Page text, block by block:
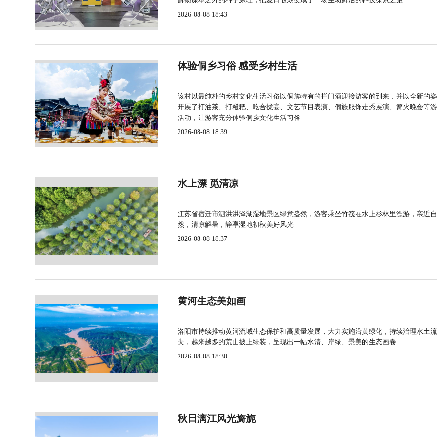
2026-08-08 18:43
体验侗乡习俗 感受乡村生活
该村以最纯朴的乡村文化生活习俗以侗族特有的拦门酒迎接游客的到来，并以全新的
开展了打油茶、打糍粑、吃合拢宴、文艺节目表演、侗族服饰走秀展演、篝火晚会等
活动，让游客充分体验侗乡文化生活习俗
2026-08-08 18:39
水上漂 觅清凉
江苏省宿迁市泗洪洪泽湖湿地景区绿意盎然，游客乘坐竹筏在水上杉林里漂游，亲近自
然，清凉解暑，静享湿地初秋美好风光
2026-08-08 18:37
黄河生态美如画
洛阳市持续推动黄河流域生态保护和高质量发展，大力实施沿黄绿化，持续治理水土流
失，越来越多的荒山披上绿装，呈现出一幅水清、岸绿、景美的生态画卷
2026-08-08 18:30
秋日漓江风光旖旎